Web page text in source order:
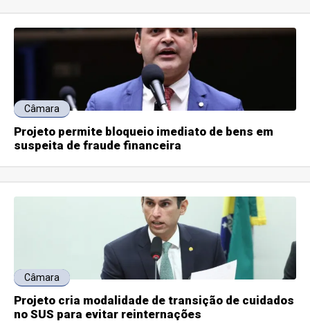
Câmara
Projeto permite bloqueio imediato de bens em
suspeita de fraude financeira
Câmara
Projeto cria modalidade de transição de cuidados
no SUS para evitar reinternações